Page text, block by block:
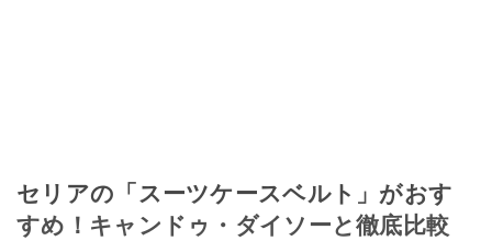
セリアの「スーツケースベルト」がおす
すめ！キャンドゥ・ダイソーと徹底比較